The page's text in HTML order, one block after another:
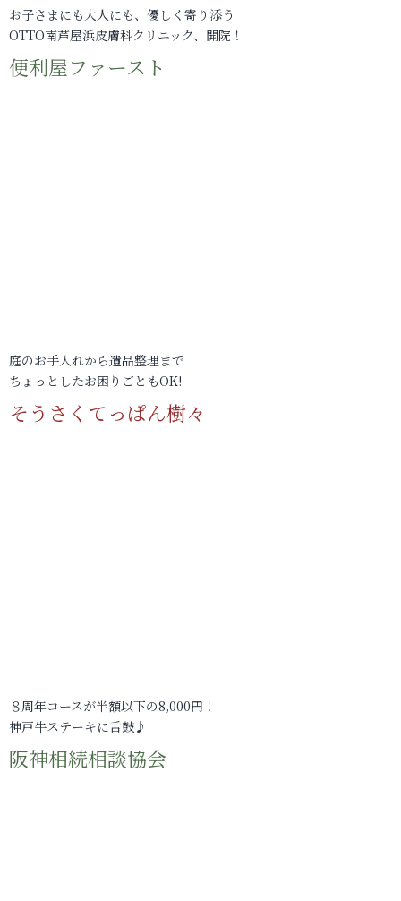
お子さまにも大人にも、優しく寄り添う
OTTO南芦屋浜皮膚科クリニック、開院！
便利屋ファースト
庭のお手入れから遺品整理まで
ちょっとしたお困りごともOK!
そうさくてっぱん樹々
８周年コースが半額以下の8,000円！
神戸牛ステーキに舌鼓♪
阪神相続相談協会